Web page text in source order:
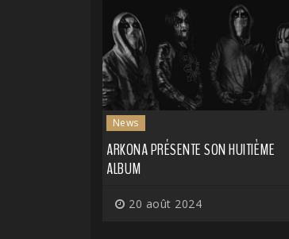
News
ARKONA PRÉSENTE SON HUITIÈME
ALBUM
20 août 2024